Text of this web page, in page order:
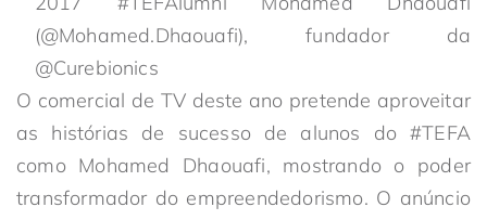
(@Mohamed.Dhaouafi), fundador da
@Curebionics
O comercial de TV deste ano pretende aproveitar
as histórias de sucesso de alunos do #TEFA
como Mohamed Dhaouafi, mostrando o poder
transformador do empreendedorismo. O anúncio